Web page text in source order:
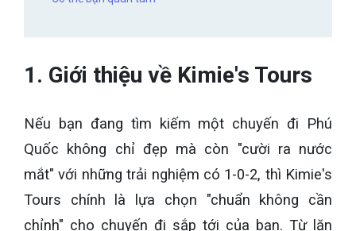
1. Giới thiệu về Kimie's Tours
Nếu bạn đang tìm kiếm một chuyến đi Phú
Quốc không chỉ đẹp mà còn "cười ra nước
mắt" với những trải nghiệm có 1-0-2, thì Kimie's
Tours chính là lựa chọn "chuẩn không cần
chỉnh" cho chuyến đi sắp tới của bạn. Từ lặn